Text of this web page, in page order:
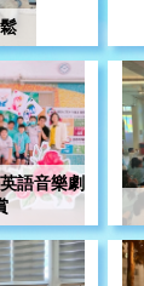
語音樂劇